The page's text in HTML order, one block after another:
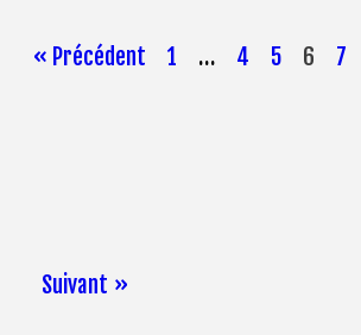
« Précédent 1 … 4 5 6 7
Suivant »